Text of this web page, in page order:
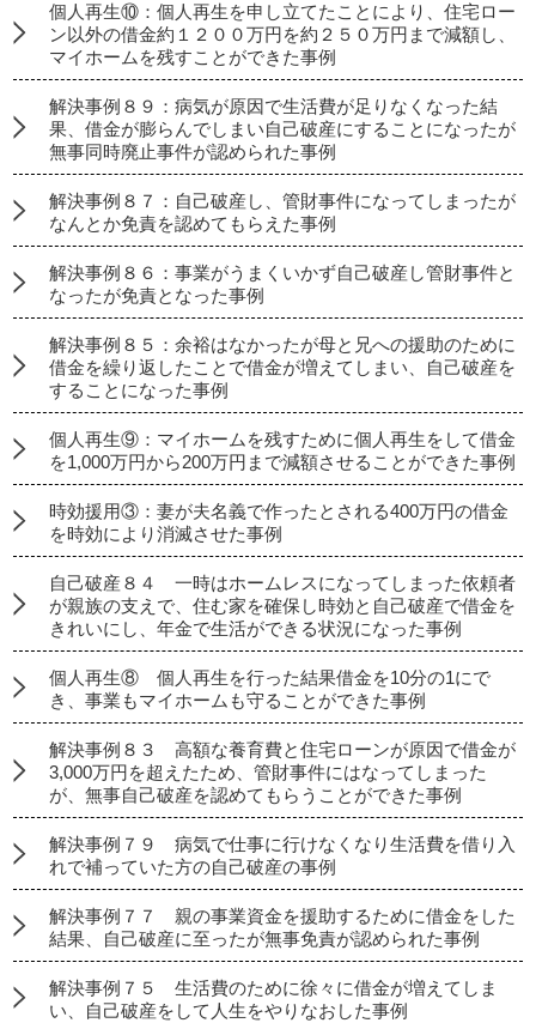
個人再生⑩：個人再生を申し立てたことにより、住宅ロー
ン以外の借金約１２００万円を約２５０万円まで減額し、
マイホームを残すことができた事例
解決事例８９：病気が原因で生活費が足りなくなった結
果、借金が膨らんでしまい自己破産にすることになったが
無事同時廃止事件が認められた事例
解決事例８７：自己破産し、管財事件になってしまったが
なんとか免責を認めてもらえた事例
解決事例８６：事業がうまくいかず自己破産し管財事件と
なったが免責となった事例
解決事例８５：余裕はなかったが母と兄への援助のために
借金を繰り返したことで借金が増えてしまい、自己破産を
することになった事例
個人再生⑨：マイホームを残すために個人再生をして借金
を1,000万円から200万円まで減額させることができた事例
時効援用③：妻が夫名義で作ったとされる400万円の借金
を時効により消滅させた事例
自己破産８４ 一時はホームレスになってしまった依頼者
が親族の支えで、住む家を確保し時効と自己破産で借金を
きれいにし、年金で生活ができる状況になった事例
個人再生⑧ 個人再生を行った結果借金を10分の1にで
き、事業もマイホームも守ることができた事例
解決事例８３ 高額な養育費と住宅ローンが原因で借金が
3,000万円を超えたため、管財事件にはなってしまった
が、無事自己破産を認めてもらうことができた事例
解決事例７９ 病気で仕事に行けなくなり生活費を借り入
れで補っていた方の自己破産の事例
解決事例７７ 親の事業資金を援助するために借金をした
結果、自己破産に至ったが無事免責が認められた事例
解決事例７５ 生活費のために徐々に借金が増えてしま
い、自己破産をして人生をやりなおした事例